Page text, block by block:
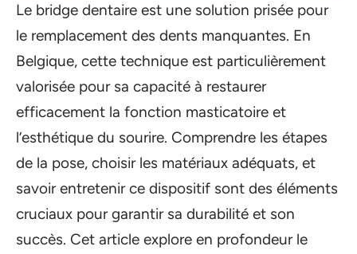
Le bridge dentaire est une solution prisée pour
le remplacement des dents manquantes. En
Belgique, cette technique est particulièrement
valorisée pour sa capacité à restaurer
efficacement la fonction masticatoire et
l’esthétique du sourire. Comprendre les étapes
de la pose, choisir les matériaux adéquats, et
savoir entretenir ce dispositif sont des éléments
cruciaux pour garantir sa durabilité et son
succès. Cet article explore en profondeur le